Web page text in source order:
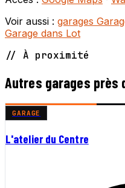
Voir aussi : garages
Garage dans Lot
// À proximité
Autres garages près
GARAGE
L'atelier du Centre